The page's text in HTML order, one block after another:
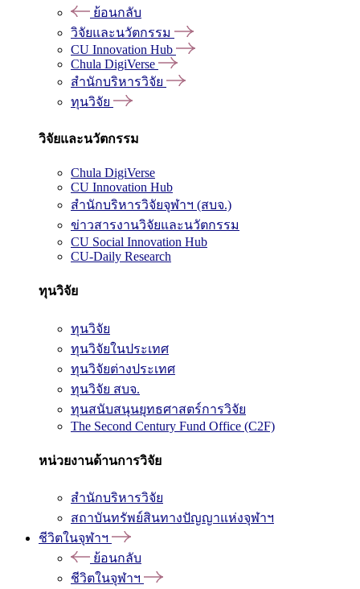
ย้อนกลับ
วิจัยและนวัตกรรม
CU Innovation Hub
Chula DigiVerse
สำนักบริหารวิจัย
ทุนวิจัย
วิจัยและนวัตกรรม
Chula DigiVerse
CU Innovation Hub
สำนักบริหารวิจัยจุฬาฯ (สบจ.)
ข่าวสารงานวิจัยและนวัตกรรม
CU Social Innovation Hub
CU-Daily Research
ทุนวิจัย
ทุนวิจัย
ทุนวิจัยในประเทศ
ทุนวิจัยต่างประเทศ
ทุนวิจัย สบจ.
ทุนสนับสนุนยุทธศาสตร์การวิจัย
The Second Century Fund Office (C2F)
หน่วยงานด้านการวิจัย
สำนักบริหารวิจัย
สถาบันทรัพย์สินทางปัญญาแห่งจุฬาฯ
ชีวิตในจุฬาฯ
ย้อนกลับ
ชีวิตในจุฬาฯ